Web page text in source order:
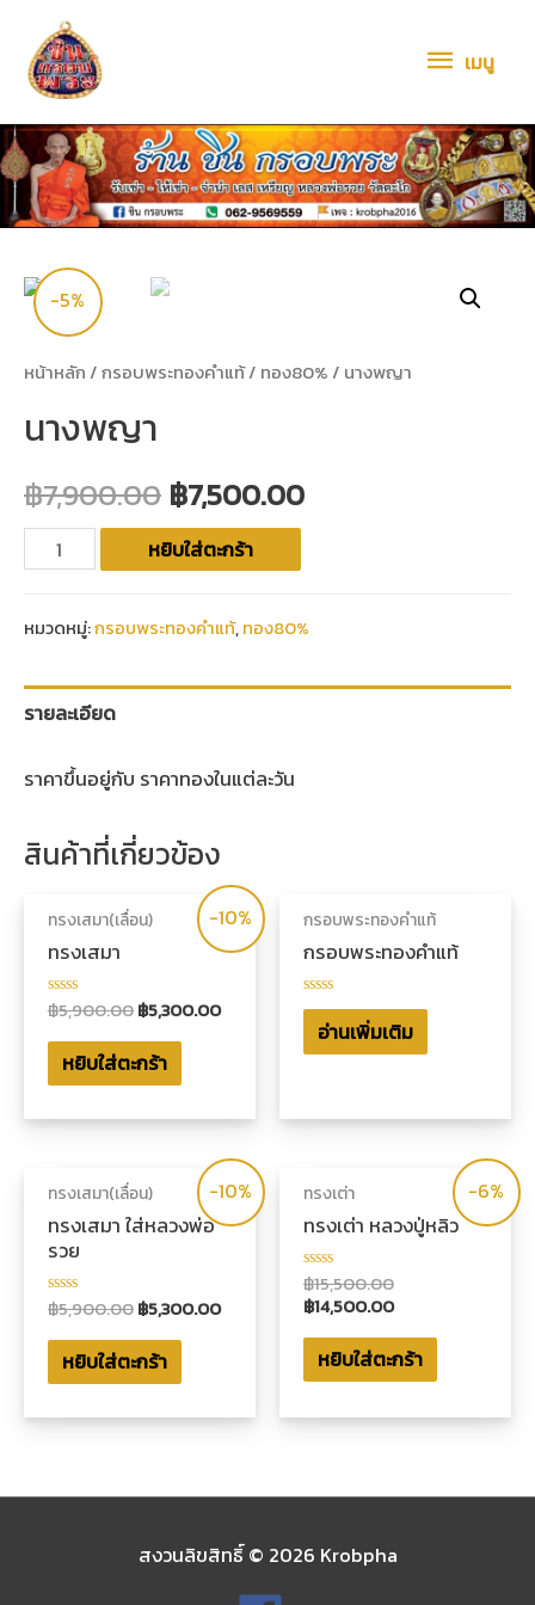
เมนู
-5%
หน้าหลัก /กรอบพระทองคำแท้/ ทอง80% / นางพญา
นางพญา
฿7,900.00 ฿7,500.00
หยิบใส่ตะกร้า
หมวดหมู่:กรอบพระทองคำแท้,ทอง80%
รายละเอียด
ราคาขึ้นอยู่กับ ราคาทองในแต่ละวัน
สินค้าที่เกี่ยวข้อง
-10%
ทรงเสมา(เลื่อน)
ทรงเสมา
ให้
คะแนน
0
ตั้งแต่
5
฿5,900.00฿5,300.00
หยิบใส่ตะกร้า
กรอบพระทองคำแท้
กรอบพระทองคำแท้
ให้
คะแนน
ตั้งแต่
อ่านเพิ่มเติม
-10%
ทรงเสมา(เลื่อน)
ทรงเสมา ใส่หลวงพ่อ
รวย
ให้
คะแนน
0
ตั้งแต่
5
฿5,900.00฿5,300.00
หยิบใส่ตะกร้า
-6%
ทรงเต่า
ทรงเต่า หลวงปู่หลิว
ให้
คะแนน
0
คะแนน
฿15,500.00
฿14,500.00
หยิบใส่ตะกร้า
สงวนลิขสิทธิ์ © 2026 Krobpha